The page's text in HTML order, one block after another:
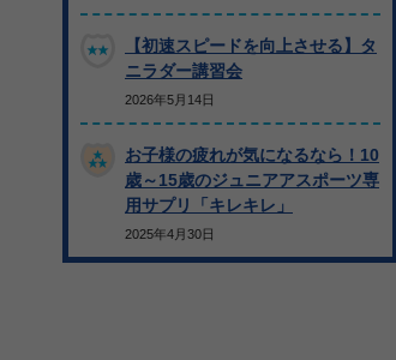
【初速スピードを向上させる】タ
ニラダー講習会
2026年5月14日
お子様の疲れが気になるなら！10
歳～15歳のジュニアアスポーツ専
用サプリ「キレキレ」
2025年4月30日